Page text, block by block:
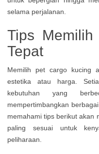
Tips
Tepat
Memilih pet cargo kucing
estetika atau harga.
kebutuhan yang
mempertimbangkan
memahami tips berikut akan
paling sesuai untuk
peliharaan.